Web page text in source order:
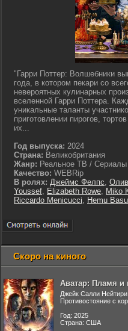
"Гарри Поттер: Волшебники
года, в котором пекари со
невероятных кулинарных
вселенной Гарри Поттера.
уникальные таланты
приготовлении пирогов,
их...
Год выпуска: 2024
Страна: Великобритания
Жанр: Реальное ТВ /
Качество: WEBRip
В ролях: Джеймс Фелпс,
Youssef, Elizabeth Rowe, Miko
Riccardo Menicucci, Hemu Basu
Скоро на киного
Аватар: Пламя и
Джейк Салли
Противостояние с
Год: 2025
Страна: США